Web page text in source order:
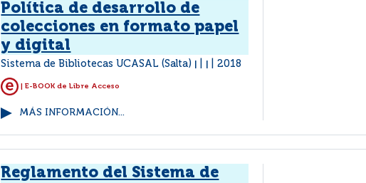
Política de desarrollo de
colecciones en formato papel
y digital
Sistema de Bibliotecas UCASAL (Salta) 2018
| E-BOOK de Libre Acceso
MÁS INFORMACIÓN...
Reglamento del Sistema de